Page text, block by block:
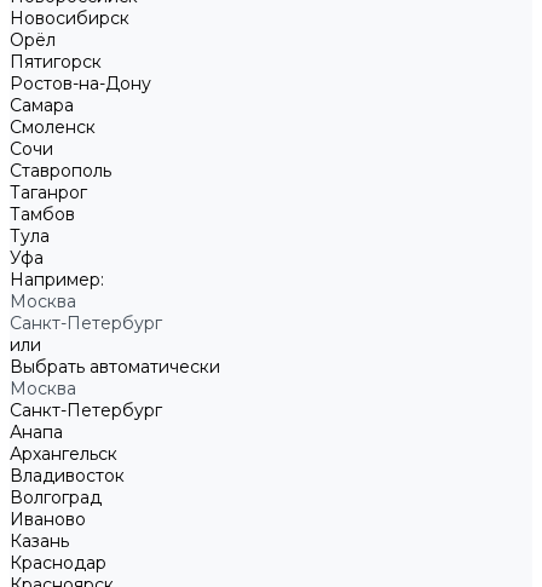
Новосибирск
Орёл
Пятигорск
Ростов-на-Дону
Самара
Смоленск
Сочи
Ставрополь
Таганрог
Тамбов
Тула
Уфа
Например:
Москва
Санкт-Петербург
или
Выбрать автоматически
Москва
Санкт-Петербург
Анапа
Архангельск
Владивосток
Волгоград
Иваново
Казань
Краснодар